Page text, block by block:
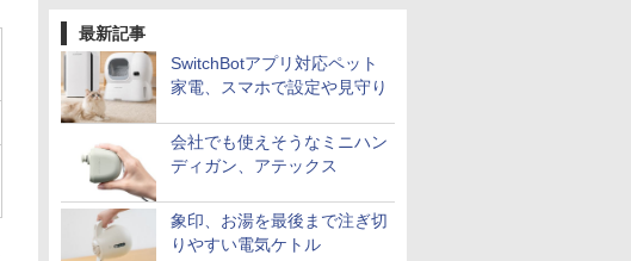
最新記事
SwitchBotアプリ対応ペット
家電、スマホで設定や見守り
会社でも使えそうなミニハン
ディガン、アテックス
象印、お湯を最後まで注ぎ切
りやすい電気ケトル